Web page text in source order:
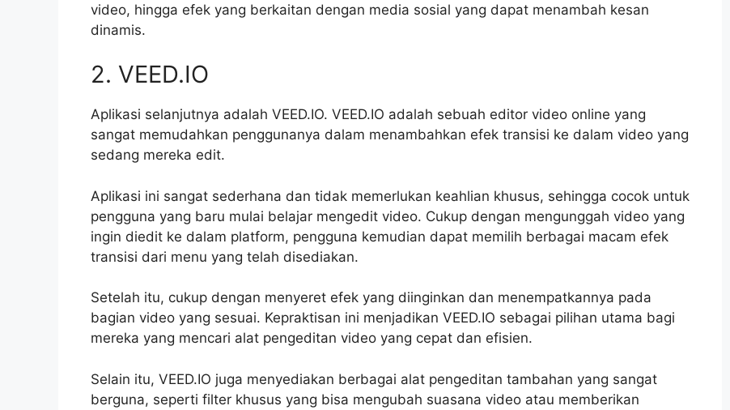
video, hingga efek yang berkaitan dengan media sosial yang dapat menambah kesan
dinamis.
2. VEED.IO
Aplikasi selanjutnya adalah VEED.IO. VEED.IO adalah sebuah editor video online yang
sangat memudahkan penggunanya dalam menambahkan efek transisi ke dalam video yang
sedang mereka edit.
Aplikasi ini sangat sederhana dan tidak memerlukan keahlian khusus, sehingga cocok untuk
pengguna yang baru mulai belajar mengedit video. Cukup dengan mengunggah video yang
ingin diedit ke dalam platform, pengguna kemudian dapat memilih berbagai macam efek
transisi dari menu yang telah disediakan.
Setelah itu, cukup dengan menyeret efek yang diinginkan dan menempatkannya pada
bagian video yang sesuai. Kepraktisan ini menjadikan VEED.IO sebagai pilihan utama bagi
mereka yang mencari alat pengeditan video yang cepat dan efisien.
Selain itu, VEED.IO juga menyediakan berbagai alat pengeditan tambahan yang sangat
berguna, seperti filter khusus yang bisa mengubah suasana video atau memberikan